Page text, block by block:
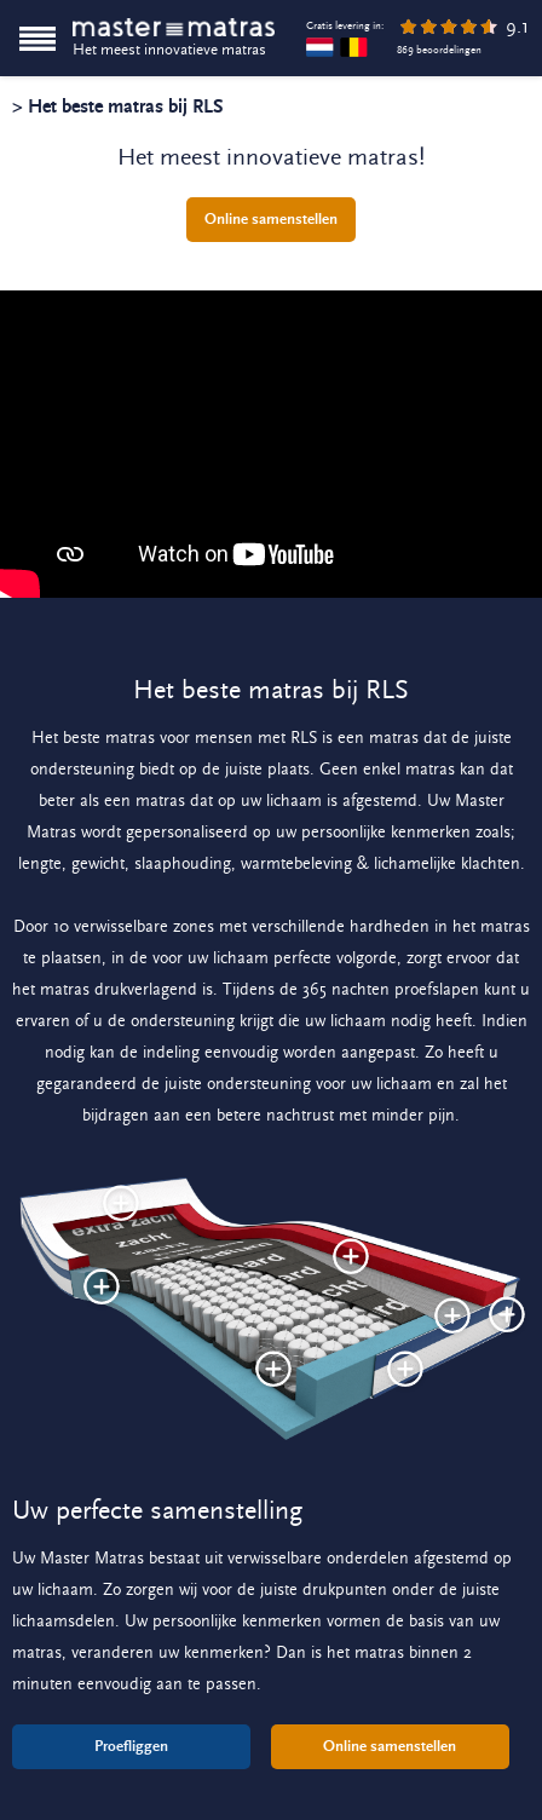
Gratis levering in:
Het meest innovatieve matras
9.1
869 beoordelingen
> Het beste matras bij RLS
Het meest innovatieve matras!
Online samenstellen
Het beste matras bij RLS
Het beste matras voor mensen met RLS is een matras dat de juiste
ondersteuning biedt op de juiste plaats. Geen enkel matras kan dat
beter als een matras dat op uw lichaam is afgestemd. Uw Master
Matras wordt gepersonaliseerd op uw persoonlijke kenmerken zoals;
lengte, gewicht, slaaphouding, warmtebeleving & lichamelijke klachten.
Door 10 verwisselbare zones met verschillende hardheden in het matras
te plaatsen, in de voor uw lichaam perfecte volgorde, zorgt ervoor dat
het matras drukverlagend is. Tijdens de 365 nachten proefslapen kunt u
ervaren of u de ondersteuning krijgt die uw lichaam nodig heeft. Indien
nodig kan de indeling eenvoudig worden aangepast. Zo heeft u
gegarandeerd de juiste ondersteuning voor uw lichaam en zal het
bijdragen aan een betere nachtrust met minder pijn.
Uw perfecte samenstelling
Uw Master Matras bestaat uit verwisselbare onderdelen afgestemd op
uw lichaam. Zo zorgen wij voor de juiste drukpunten onder de juiste
lichaamsdelen. Uw persoonlijke kenmerken vormen de basis van uw
matras, veranderen uw kenmerken? Dan is het matras binnen 2
minuten eenvoudig aan te passen.
Proefliggen Online samenstellen